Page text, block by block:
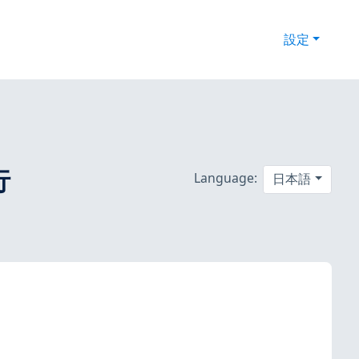
設定
Language: 日本語